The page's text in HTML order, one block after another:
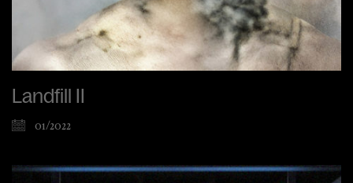
Landfill II
01/2022